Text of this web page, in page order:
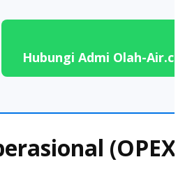
Hubungi Admi Olah-